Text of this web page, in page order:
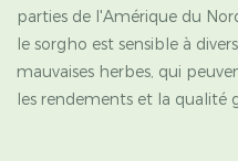
parties de l'Amérique du
le sorgho est sensible à
mauvaises herbes, qui
les rendements et la qualité